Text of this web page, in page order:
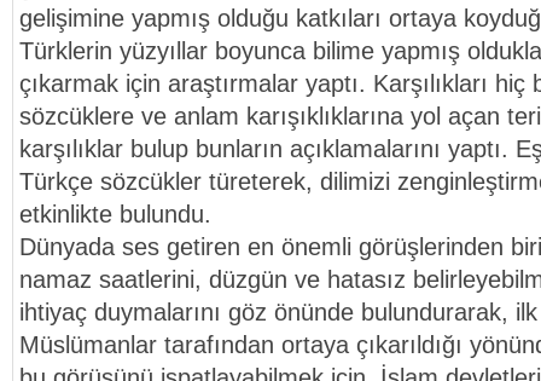
gelişimine yapmış olduğu katkıları ortaya
Türklerin yüzyıllar boyunca bilime yapmış
çıkarmak için araştırmalar yaptı. Karşılıkları hiç
sözcüklere ve anlam karışıklıklarına yol açan
karşılıklar bulup bunların açıklamalarını yaptı.
Türkçe sözcükler türeterek, dilimizi
etkinlikte bulundu.
Dünyada ses getiren en önemli görüşlerinden
namaz saatlerini, düzgün ve hatasız
ihtiyaç duymalarını göz önünde bulundurarak,
Müslümanlar tarafından ortaya çıkarıldığı